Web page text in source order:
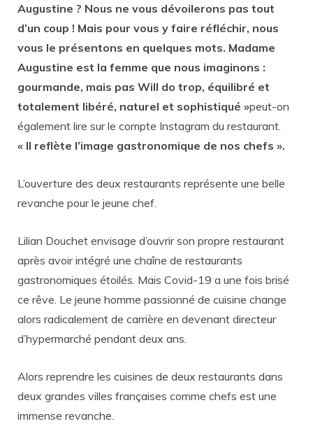
Augustine ? Nous ne vous dévoilerons pas tout
d’un coup ! Mais pour vous y faire réfléchir, nous
vous le présentons en quelques mots. Madame
Augustine est la femme que nous imaginons :
gourmande, mais pas Will do trop, équilibré et
totalement libéré, naturel et sophistiqué »peut-on
également lire sur le compte Instagram du restaurant.
« Il reflète l’image gastronomique de nos chefs ».
L’ouverture des deux restaurants représente une belle
revanche pour le jeune chef.
Lilian Douchet envisage d’ouvrir son propre restaurant
après avoir intégré une chaîne de restaurants
gastronomiques étoilés. Mais Covid-19 a une fois brisé
ce rêve. Le jeune homme passionné de cuisine change
alors radicalement de carrière en devenant directeur
d’hypermarché pendant deux ans.
Alors reprendre les cuisines de deux restaurants dans
deux grandes villes françaises comme chefs est une
immense revanche.